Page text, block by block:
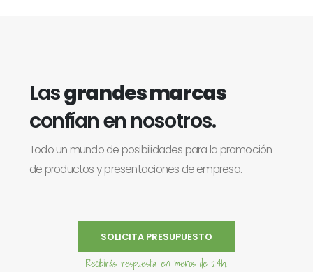
Lasgrandes marcas
confían en nosotros.
Todo un mundo de posibilidades para la promoción
de productos y presentaciones de empresa.
SOLICITA PRESUPUESTO
Recibirás respuesta en menos de 24h.